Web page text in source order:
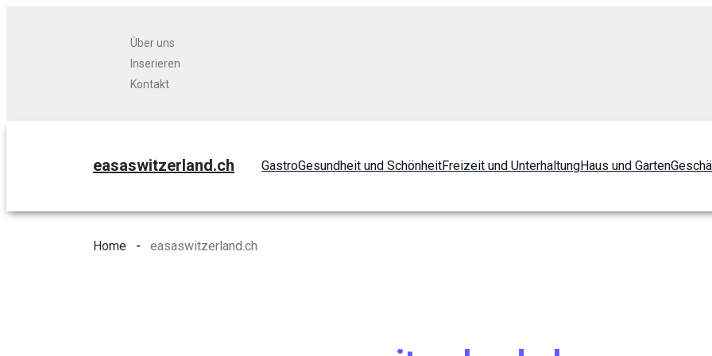
Über uns
Inserieren
Kontakt
easaswitzerland.ch GastroGesundheit und SchönheitFreizeit und UnterhaltungHaus und Garten
Home easaswitzerland.ch